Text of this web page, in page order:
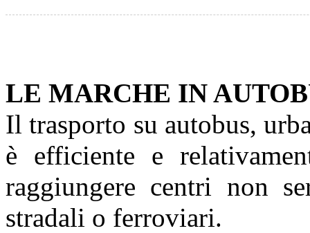
LE MARCHE IN
Il trasporto su autobus,
è efficiente e
raggiungere centri non
stradali o ferroviari.